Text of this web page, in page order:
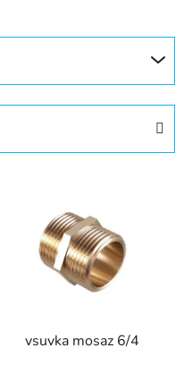
vsuvka mosaz 6/4